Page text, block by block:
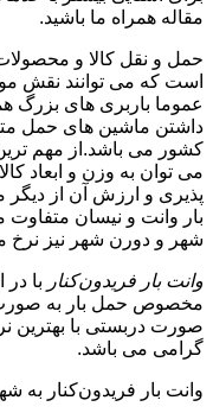
مقاله همراه ما باشید.
حمل و نقل کالا و
است که می توانند نقش
عموما باربری های بزرگ
داشتن ماشین های حمل
کشور می باشد.از مهم
می توان به وزن و ابعاد
پذیری و ارزش آن از
بار وانت و نیسان
شهر و دورن شهر نیز نرخ
وانت بار فریدون‌کنار با
مخصوص حمل بار به صورت
صورت دربستی با بهترین
گرامی می باشد.
وانت بار فریدون‌کنار به